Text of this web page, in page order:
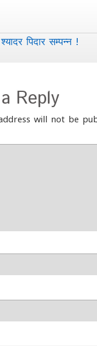
पिदार सम्पन्न !
Reply
will not be